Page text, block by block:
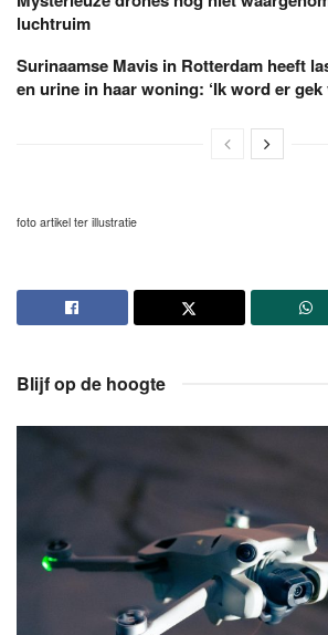
luchtruim
Surinaamse Mavis in Rotterdam heeft
en urine in haar woning: ‘Ik word er gek
foto artikel ter illustratie
Blijf op de hoogte